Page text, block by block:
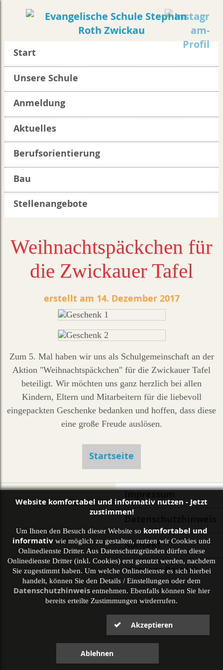
Start
Unsere Schule
Anmeldung
Aktuelles
Berufsorientierung
Bau
Stellenangebote
Weihnachtspäckchen für
die Zwickauer Tafel
14. Dezember 2017
Zum 5. Mal haben wir uns als Schulgemeinschaft an der
Aktion "Weihnachtspäckchen" für die Zwickauer Tafel
beteiligt. Wir möchten uns ganz herzlich bei allen
Kindern, Eltern und Mitarbeitern für die liebevoll
eingepackten Geschenke bedanken und hoffen, dass diese
eine große Freude auslösen.
Startseite
Impressum
Kontakt
interner Bereich
Website komfortabel und informativ nutzen - Jetzt
zustimmen!
Um Ihnen den Besuch dieser Website so komfortabel und
informativ wie möglich zu gestalten, nutzen wir Cookies und
Onlinedienste Dritter. Aus Datenschutzgründen dürfen diese
Onlinedienste Dritter (inkl. Cookies) erst genutzt werden, nachdem
Sie zugestimmt haben. Um welche Onlinedienste es sich hierbei
handelt, können Sie den Details / Einstellungen oder dem
Datenschutzhinweisentnehmen. Ebenfalls können Sie hier
bereits erteilte Zustimmungen wirderrufen.